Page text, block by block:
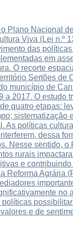
Plano Nacional
Viva (Lei n.º
das
em
O recorte
Sertões de
município de
a 2017. O estudo
quatro etapas:
sistematização
As políticas
dessa
Nesse sentido, o
rurais
e
Reforma Agrária
no
e de